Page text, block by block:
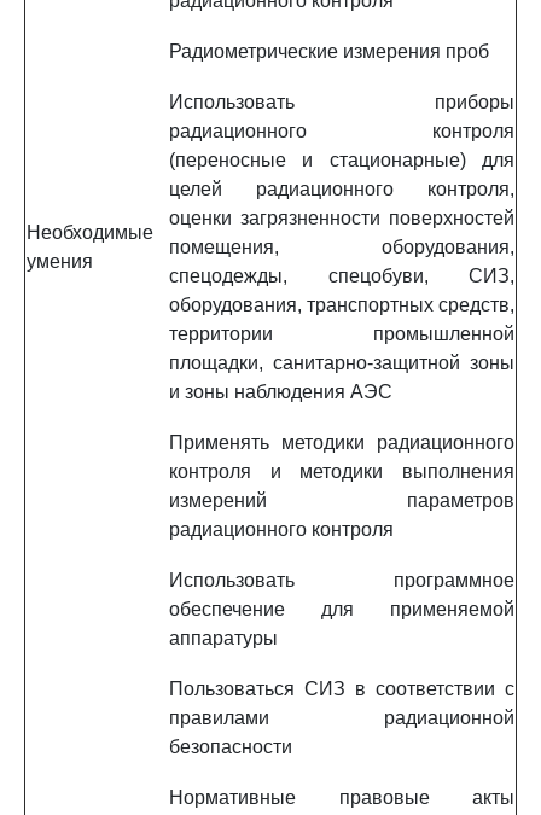
Радиометрические измерения проб
Необходимые
умения
Использовать приборы
радиационного контроля
(переносные и стационарные) для
целей радиационного контроля,
оценки загрязненности поверхностей
помещения, оборудования,
спецодежды, спецобуви, СИЗ,
оборудования, транспортных средств,
территории промышленной
площадки, санитарно-защитной зоны
и зоны наблюдения АЭС
Применять методики радиационного
контроля и методики выполнения
измерений параметров
радиационного контроля
Использовать программное
обеспечение для применяемой
аппаратуры
Пользоваться СИЗ в соответствии с
правилами радиационной
безопасности
Нормативные правовые акты